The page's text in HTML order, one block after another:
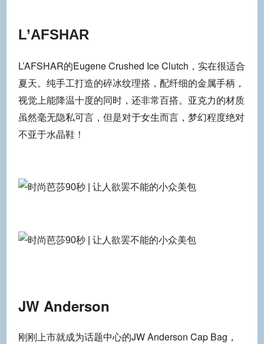
L’AFSHAR
L’AFSHAR的Eugene Crushed Ice Clutch，实在很适合
夏天。纯手工打造的碎冰纹理搭，配纤细的金属手柄，
视觉上能降温十度的同时，还非常百搭。亚克力的材质
虽然毫无隐私可言，但是对于女生而言，梦幻程度绝对
不亚于水晶鞋！
JW Anderson
刚刚上市就成为话题中心的JW Anderson Cap Bag，